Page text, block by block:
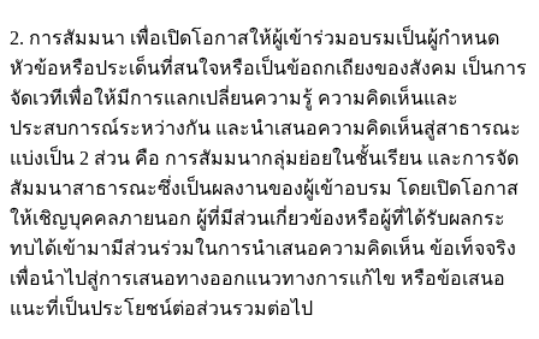
2. การสัมมนา เพื่อเปิดโอกาสให้ผู้เข้าร่วมอบรมเป็นผู้กำหนด
หัวข้อหรือประเด็นที่สนใจหรือเป็นข้อถกเถียงของสังคม เป็นการ
จัดเวทีเพื่อให้มีการแลกเปลี่ยนความรู้ ความคิดเห็นและ
ประสบการณ์ระหว่างกัน และนำเสนอความคิดเห็นสู่สาธารณะ
แบ่งเป็น 2 ส่วน คือ การสัมมนากลุ่มย่อยในชั้นเรียน และการจัด
สัมมนาสาธารณะซึ่งเป็นผลงานของผู้เข้าอบรม โดยเปิดโอกาส
ให้เชิญบุคคลภายนอก ผู้ที่มีส่วนเกี่ยวข้องหรือผู้ที่ได้รับผลกระ
ทบได้เข้ามามีส่วนร่วมในการนำเสนอความคิดเห็น ข้อเท็จจริง
เพื่อนำไปสู่การเสนอทางออกแนวทางการแก้ไข หรือข้อเสนอ
แนะที่เป็นประโยชน์ต่อส่วนรวมต่อไป